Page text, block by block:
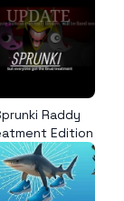
Raddy
Edition